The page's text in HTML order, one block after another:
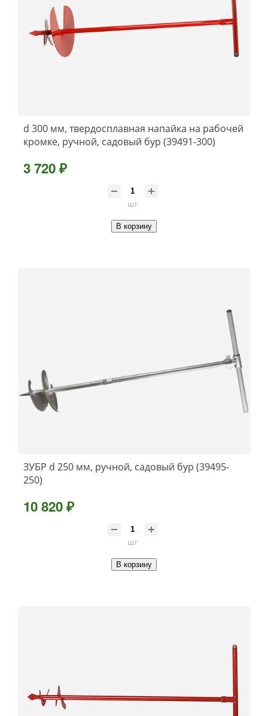
d 300 мм, твердосплавная напайка на рабочей
кромке, ручной, садовый бур (39491-300)
3 720 ₽
шт
В корзину
ЗУБР d 250 мм, ручной, садовый бур (39495-
250)
10 820 ₽
шт
В корзину